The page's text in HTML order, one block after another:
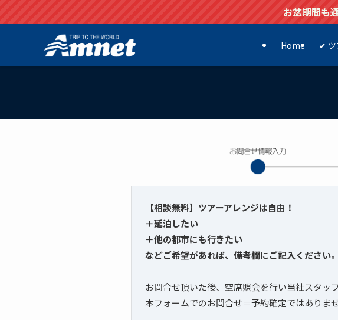
お盆期間も
Home ✔ ツ
【相談無料】ツアーアレンジは自由！
＋延泊したい
＋他の都市にも行きたい
などご希望があれば、備考欄にご記入ください。
お問合せ頂いた後、空席照会を行い当社スタッ
本フォームでのお問合せ＝予約確定ではありませ